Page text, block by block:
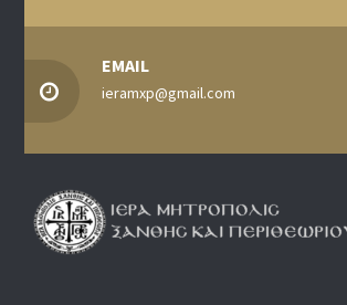
EMAIL
ieramxp@gmail.com